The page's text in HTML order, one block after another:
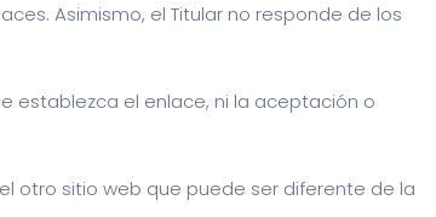
Asimismo, el Titular no responde de los
establezca el enlace, ni la aceptación o
otro sitio web que puede ser diferente de la